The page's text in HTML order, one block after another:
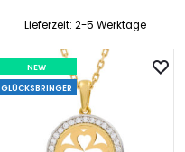
Lieferzeit: 2-5 Werktage
NEW
GLÜCKSBRINGER